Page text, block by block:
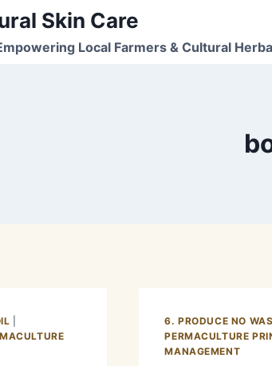
Skin Care
Local Farmers & Cultural
6. PRODUCE NO
PERMACULTURE
MANAGEMENT